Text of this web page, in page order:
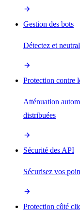
Gestion des bots
Détectez et
Protection contre
Atténuation
distribuées
Sécurité des API
Sécurisez vos
Protection côté